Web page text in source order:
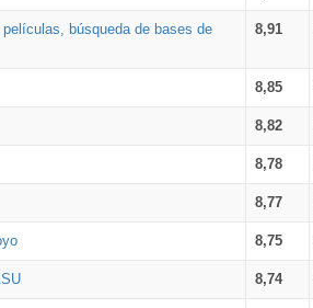
búsqueda de bases de
8,91
8,85
8,82
8,78
8,77
8,75
8,74